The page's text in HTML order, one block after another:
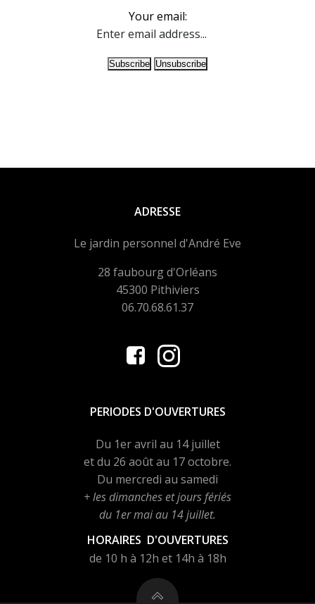
Your email:
ADRESSE
Le jardin personnel d'André Eve
28 faubourg d'Orléans
45300 Pithiviers
06.70.68.61.37
PERIODES D'OUVERTURES
Du 1er avril au 14 juillet
et du 26 août au 17 octobre.
Du mercredi au samedi
+ les dimanches et jours fériés
du 1er mai au 14 juillet.
HORAIRES D'OUVERTURES
de 10 h à 12h et 14h à 18h